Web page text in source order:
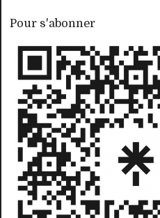
Pour s'abonner